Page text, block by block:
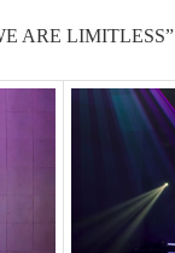
ARE LIMITLESS”